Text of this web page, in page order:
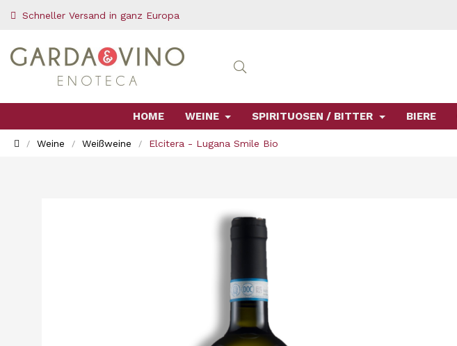
Schneller Versand in ganz Europa
HOME WEINE SPIRITUOSEN / BITTER BIERE
Weine Weißweine Elcitera - Lugana Smile Bio